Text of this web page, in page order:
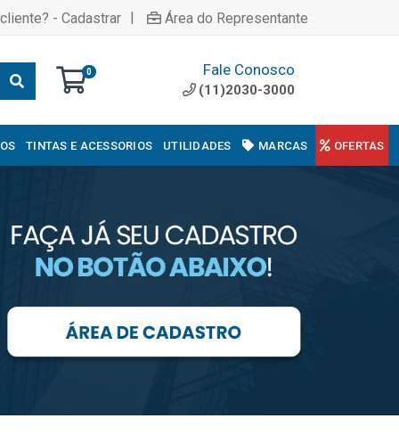
- Cadastrar | Área do Representante
0 Fale Conosco
(11)2030-3000
TINTAS E ACESSORIOS UTILIDADES MARCAS OFERTAS